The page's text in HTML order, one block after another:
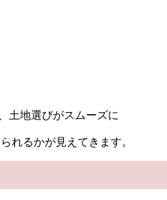
土地選びがスムーズに
れるかが見えてきます。